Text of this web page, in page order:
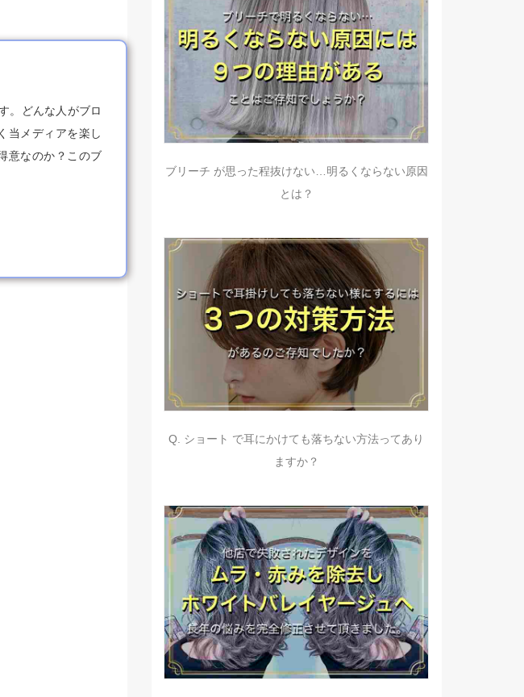
。どんな人がブロ
当メディアを楽し
意なのか？このブ
ブリーチ が思った程抜けない…明るくならない原因
とは？
Q. ショート で耳にかけても落ちない方法ってあり
ますか？